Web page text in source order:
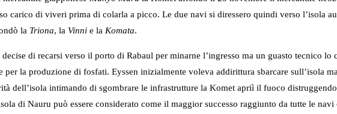
carico di viveri prima di colarla a picco. Le due navi si diressero quindi verso l’isola
la Triona, la Vinni e la Komata.
di recarsi verso il porto di Rabaul per minarne l’ingresso ma un guasto tecnico
la produzione di fosfati. Eyssen inizialmente voleva addirittura sbarcare sull’isola
dell’isola intimando di sgombrare le infrastrutture la Komet apriì il fuoco
di Nauru può essere considerato come il maggior successo raggiunto da tutte le